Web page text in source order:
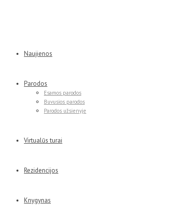
Naujienos
Parodos
Esamos parodos
Buvusios parodos
Parodos užsienyje
Virtualūs turai
Rezidencijos
Knygynas